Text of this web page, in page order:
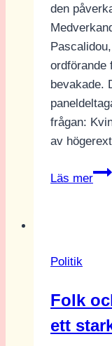
den
ordförande
bevakade.
frågan:
av
Läs mer
EU
Politik
Folk
ett